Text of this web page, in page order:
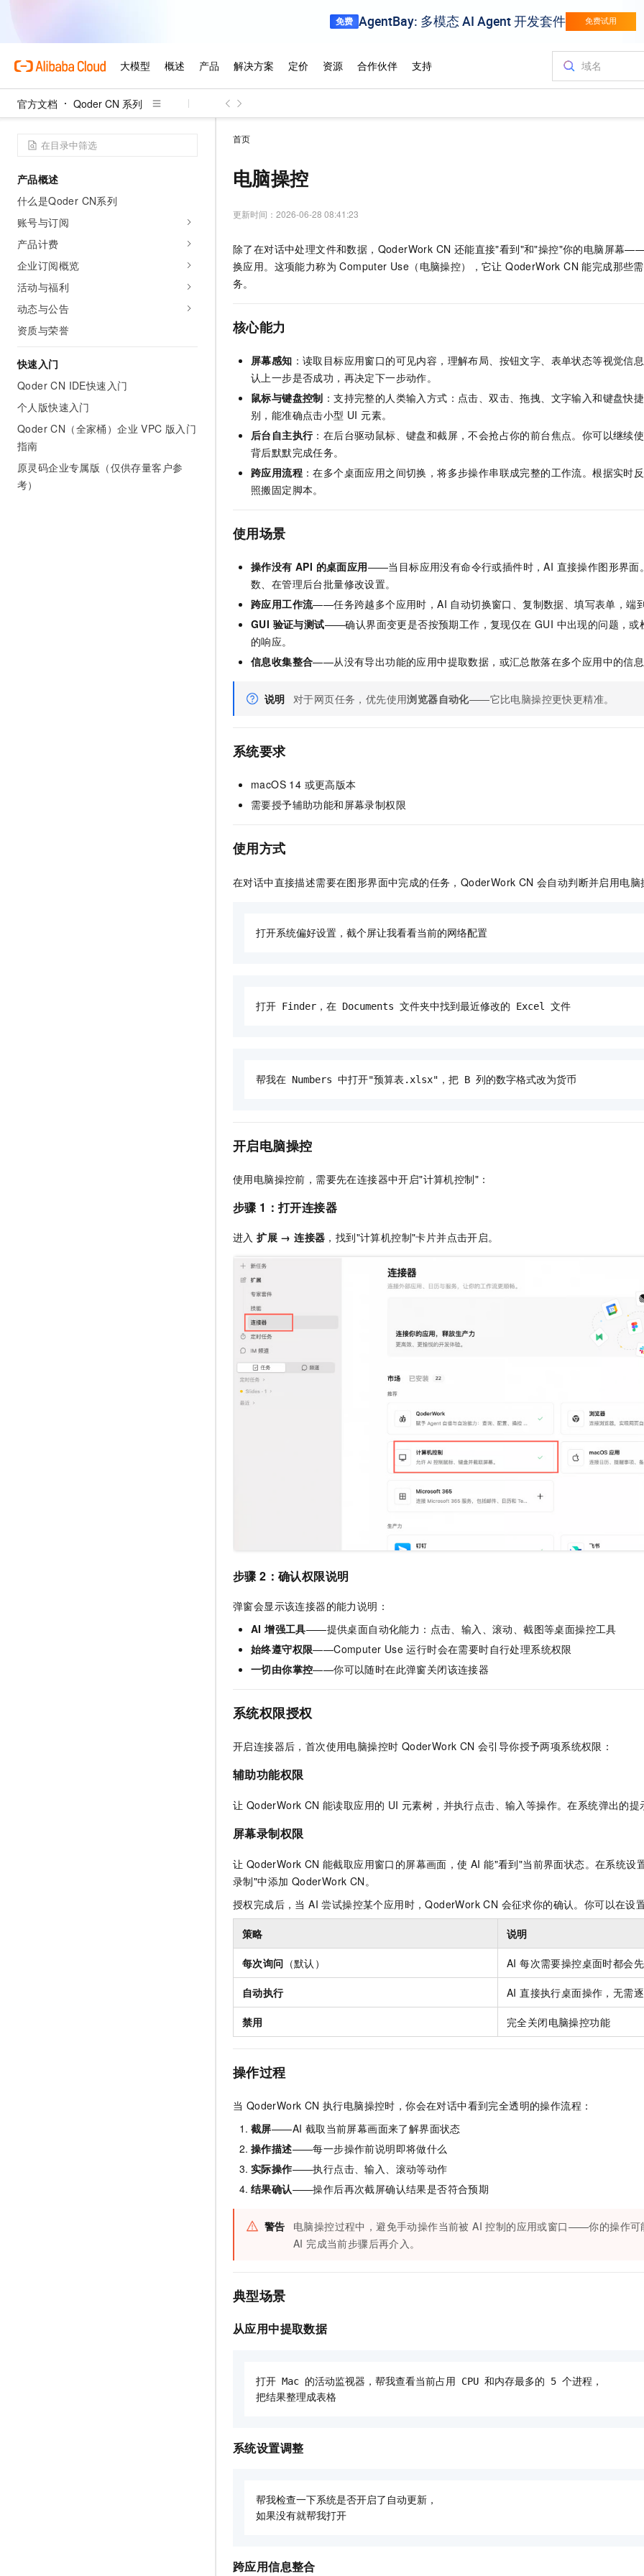
官方文档 Qoder CN 系列
产品概述
什么是Qoder CN系列
账号与订阅
产品计费
企业订阅概览
活动与福利
动态与公告
资质与荣誉
快速入门
Qoder CN IDE快速入门
个人版快速入门
Qoder CN（全家桶）企业 VPC 版入门
指南
原灵码企业专属版（仅供存量客户参
考）
首页
电脑操控
更新时间： 2026-06-28 08:41:23
除了在对话中处理文件和数据，QoderWork CN 还能直接"看到"和"操控"你的电脑屏幕
换应用。这项能力称为 Computer Use（电脑操控），它让 QoderWork CN 能完成那些
务。
核心能力
屏幕感知 ：读取目标应用窗口的可见内容，理解布局、按钮文字、表单状态等视觉信
认上一步是否成功，再决定下一步动作。
鼠标与键盘控制 ：支持完整的人类输入方式：点击、双击、拖拽、文字输入和键盘快
别，能准确点击小型 UI 元素。
后台自主执行：在后台驱动鼠标、键盘和截屏，不会抢占你的前台焦点。你可以继续
背后默默完成任务。
跨应用流程 ：在多个桌面应用之间切换，将多步操作串联成完整的工作流。根据实时
照搬固定脚本。
使用场景
操作没有 API 的桌面应用——当目标应用没有命令行或插件时，AI 直接操作图形界面
数、在管理后台批量修改设置。
跨应用工作流——任务跨越多个应用时，AI 自动切换窗口、复制数据、填写表单，端到
GUI 验证与测试——确认界面变更是否按预期工作，复现仅在 GUI 中出现的问题，或
的响应。
信息收集整合——从没有导出功能的应用中提取数据，或汇总散落在多个应用中的信息
说明 对于网页任务，优先使用浏览器自动化——它比电脑操控更快更精准。
系统要求
macOS 14 或更高版本
需要授予辅助功能和屏幕录制权限
使用方式
在对话中直接描述需要在图形界面中完成的任务，QoderWork CN 会自动判断并启用电脑
打开系统偏好设置，截个屏让我看看当前的网络配置
打开 Finder，在 Documents 文件夹中找到最近修改的 Excel 文件
帮我在 Numbers 中打开"预算表.xlsx"，把 B 列的数字格式改为货币
开启电脑操控
使用电脑操控前，需要先在连接器中开启"计算机控制"：
步骤 1：打开连接器
进入扩展 → 连接器 ，找到"计算机控制"卡片并点击开启。
步骤 2：确认权限说明
弹窗会显示该连接器的能力说明：
AI 增强工具——提供桌面自动化能力：点击、输入、滚动、截图等桌面操控工具
始终遵守权限——Computer Use 运行时会在需要时自行处理系统权限
一切由你掌控——你可以随时在此弹窗关闭该连接器
系统权限授权
开启连接器后，首次使用电脑操控时 QoderWork CN 会引导你授予两项系统权限：
辅助功能权限
让 QoderWork CN 能读取应用的 UI 元素树，并执行点击、输入等操作。在系统弹出的提
屏幕录制权限
让 QoderWork CN 能截取应用窗口的屏幕画面，使 AI 能"看到"当前界面状态。在系统
录制"中添加 QoderWork CN。
授权完成后，当 AI 尝试操控某个应用时，QoderWork CN 会征求你的确认。你可以在设
策略 说明
每次询问 （默认） AI 每次需要操控桌面时都会
自动执行 AI 直接执行桌面操作，无需
禁用 完全关闭电脑操控功能
操作过程
当 QoderWork CN 执行电脑操控时，你会在对话中看到完全透明的操作流程：
截屏——AI 截取当前屏幕画面来了解界面状态
操作描述——每一步操作前说明即将做什么
实际操作——执行点击、输入、滚动等动作
结果确认——操作后再次截屏确认结果是否符合预期
警告
电脑操控过程中，避免手动操作当前被 AI 控制的应用或窗口——你的操作可
AI 完成当前步骤后再介入。
典型场景
从应用中提取数据
打开 Mac 的活动监视器，帮我查看当前占用 CPU 和内存最多的 5 个进程，
把结果整理成表格
系统设置调整
帮我检查一下系统是否开启了自动更新，
如果没有就帮我打开
跨应用信息整合